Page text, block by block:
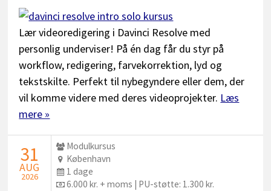
Lær videoredigering i Davinci Resolve med
personlig underviser! På én dag får du styr på
workflow, redigering, farvekorrektion, lyd og
tekstskilte. Perfekt til nybegyndere eller dem, der
vil komme videre med deres videoprojekter. Læs
mere »
STARTDATO:
31
AUG
2026
Udbyder:
Modulkursus
Sted:
København
Dage:
1 dage
Pris:6.000 kr. + moms | PU-støtte: 1.300 kr.